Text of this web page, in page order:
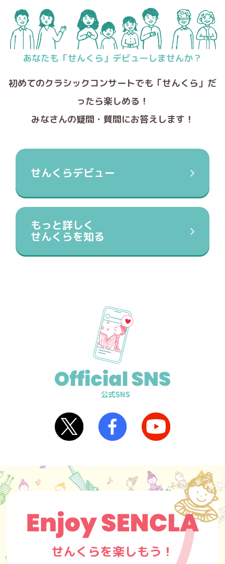
初めてのクラシックコンサートでも 「せんくら」だ
ったら楽しめる！
みなさんの疑問・質問にお答えします！
せんくらデビュー
もっと詳しく
せんくらを知る